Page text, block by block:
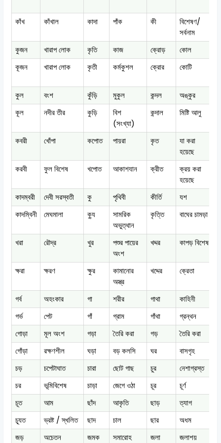
কাঁখ কাঁখাল কাদা পাঁক কী
বিশেষণ/
সর্বনাম
কুজন খারাপ লোক কৃতি কাজ ক্রোড় কোল
কূজন
খারাপ লোক কৃতী কর্মকুশল ক্রোর কোটি
কুল বংশ কুঁড়ি মুকুল কন্দল অঙ্কুর
কূল
নদীর তীর কুড়ি
বিশ
(সংখ্যা)
কন্দাল মিষ্টি আলু
কবরী খোঁপা কপোত পায়রা কৃত
যা করা
হয়েছে
করবী ফুল বিশেষ খপোত আকাশযান ক্রীত
ক্রয় করা
হয়েছে
কাদম্বরী দেবী সরস্বতী কু পৃথিবী কীর্তি যশ
কাদম্বিনী
মেঘমালা ক্যু
সামরিক
অভুত্থান
কৃত্তি বাঘের চামড়া
খরা রৌদ্র খুর
পশুর পায়ের
অংশ
খদ্দর কাপড় বিশেষ
ক্ষরা ক্ষরণ ক্ষুর
কামানোর
অস্ত্র
খদ্দের ক্রেতা
গর্ব অহংকার গা শরীর গাথা কাহিনী
গর্ভ
পেট গাঁ গ্রাম গাঁথা গ্রন্থন
গোড়া
মূল অংশ গড়া তৈরি করা গড় তৈরি করা
গোঁড়া
রক্ষণশীল ঘড়া বড় কলসি ঘর বাসগৃহ
চড়
চপেটাঘাত চারা ছোট গাছ চুর নেশাগ্রস্ত
চর
ভূমিবিশেষ চাড়া জেগে ওঠা চূর চূর্ণ
চূত
আম ছাঁদ আকৃতি ছাড় ত্যাগ
চ্যূত
ভ্রষ্ট / স্খলিত ছাদ চাল ছার অধম
জড়
অচেতন জমক সমারোহ জলা জলাশয়